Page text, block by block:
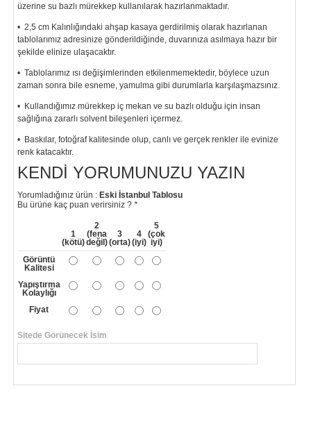
üzerine su bazlı mürekkep kullanılarak hazırlanmaktadır.
• 2,5 cm Kalınlığındaki ahşap kasaya gerdirilmiş olarak hazırlanan
tablolarımız adresinize gönderildiğinde, duvarınıza asılmaya hazır bir
şekilde elinize ulaşacaktır.
• Tablolarımız ısı değişimlerinden etkilenmemektedir, böylece uzun
zaman sonra bile esneme, yamulma gibi durumlarla karşılaşmazsınız.
• Kullandığımız mürekkep iç mekan ve su bazlı olduğu için insan
sağlığına zararlı solvent bileşenleri içermez.
• Baskılar, fotoğraf kalitesinde olup, canlı ve gerçek renkler ile evinize
renk katacaktır.
KENDI YORUMUNUZU YAZIN
Yorumladığınız ürün : Eski İstanbul Tablosu
Bu ürüne kaç puan verirsiniz ? *
1
(kötü)
2
(fena
değil)
3
(orta)
4
(iyi)
5
(çok
iyi)
Görüntü
Kalitesi
Yapıştırma
Kolaylığı
Fiyat
Sitede Görünecek İsim